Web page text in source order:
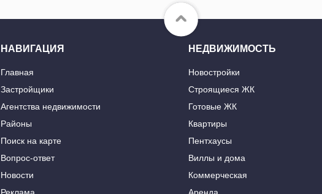
НАВИГАЦИЯ
Главная
Застройщики
Агентства недвижимости
Районы
Поиск на карте
Вопрос-ответ
Новости
Реклама
НЕДВИЖИМОСТЬ
Новостройки
Строящиеся ЖК
Готовые ЖК
Квартиры
Пентхаусы
Виллы и дома
Коммерческая
Аренда